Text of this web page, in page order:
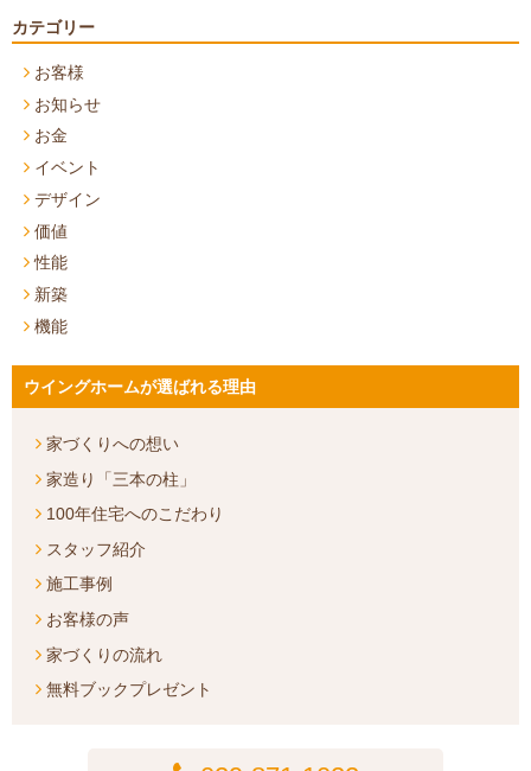
カテゴリー
お客様
お知らせ
お金
イベント
デザイン
価値
性能
新築
機能
ウイングホームが選ばれる理由
家づくりへの想い
家造り「三本の柱」
100年住宅へのこだわり
スタッフ紹介
施工事例
お客様の声
家づくりの流れ
無料ブックプレゼント